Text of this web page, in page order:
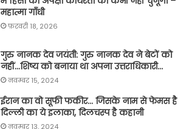
महात्मा गाँधी
फ़रवरी 18, 2026
गुरु नानक देव जयंती: गुरु नानक देव ने बेटों को
नहीं…शिष्य को बनाया था अपना उत्तराधिकारी…
नवम्बर 15, 2024
ईरान का वो सूफी फकीर… जिसके नाम से फेमस है
दिल्ली का ये इलाका, दिलचस्प है कहानी
नवम्बर 13, 2024